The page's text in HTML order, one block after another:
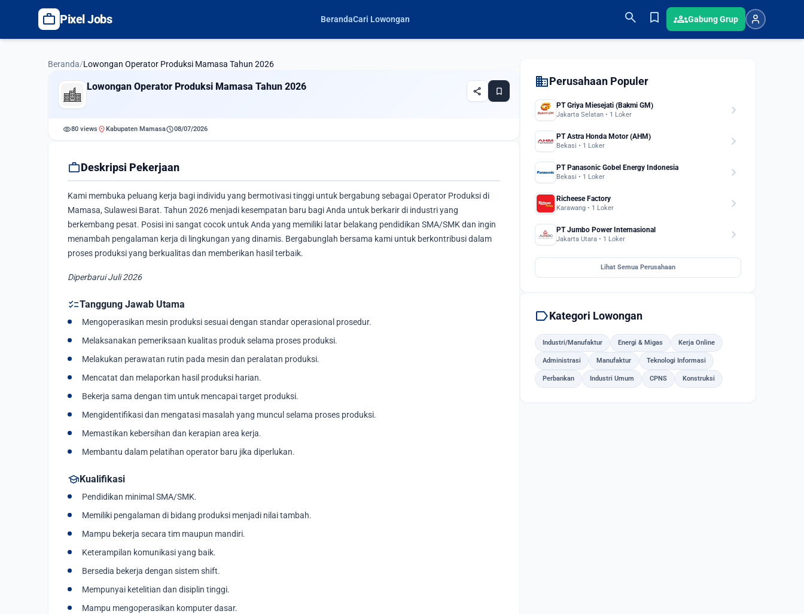
work Pixel Jobs BerandaCari Lowongan search bookmark groupsGabung Grup
Beranda/Lowongan Operator Produksi Mamasa Tahun 2026
Lowongan Operator Produksi Mamasa Tahun 2026 share bookmark
visibility80 viewslocation_onKabupaten Mamasaschedule08/07/2026
workDeskripsi Pekerjaan
Kami membuka peluang kerja bagi individu yang bermotivasi tinggi untuk bergabung sebagai Operator Produksi di
Mamasa, Sulawesi Barat. Tahun 2026 menjadi kesempatan baru bagi Anda untuk berkarir di industri yang
berkembang pesat. Posisi ini sangat cocok untuk Anda yang memiliki latar belakang pendidikan SMA/SMK dan ingin
menambah pengalaman kerja di lingkungan yang dinamis. Bergabunglah bersama kami untuk berkontribusi dalam
proses produksi yang berkualitas dan memberikan hasil terbaik.
Diperbarui Juli 2026
checklistTanggung Jawab Utama
Mengoperasikan mesin produksi sesuai dengan standar operasional prosedur.
Melaksanakan pemeriksaan kualitas produk selama proses produksi.
Melakukan perawatan rutin pada mesin dan peralatan produksi.
Mencatat dan melaporkan hasil produksi harian.
Bekerja sama dengan tim untuk mencapai target produksi.
Mengidentifikasi dan mengatasi masalah yang muncul selama proses produksi.
Memastikan kebersihan dan kerapian area kerja.
Membantu dalam pelatihan operator baru jika diperlukan.
schoolKualifikasi
Pendidikan minimal SMA/SMK.
Memiliki pengalaman di bidang produksi menjadi nilai tambah.
Mampu bekerja secara tim maupun mandiri.
Keterampilan komunikasi yang baik.
Bersedia bekerja dengan sistem shift.
Mempunyai ketelitian dan disiplin tinggi.
Mampu mengoperasikan komputer dasar.
domainPerusahaan Populer
PT Griya Miesejati (Bakmi GM)
Jakarta Selatan • 1 Loker chevron_right
PT Astra Honda Motor (AHM)
Bekasi • 1 Loker chevron_right
PT Panasonic Gobel Energy Indonesia
Bekasi • 1 Loker chevron_right
Richeese Factory
Karawang • 1 Loker chevron_right
PT Jumbo Power Internasional
Jakarta Utara • 1 Loker chevron_right
Lihat Semua Perusahaan
labelKategori Lowongan
Industri/Manufaktur Energi & Migas Kerja Online
Administrasi Manufaktur Teknologi Informasi
Perbankan Industri Umum CPNS Konstruksi